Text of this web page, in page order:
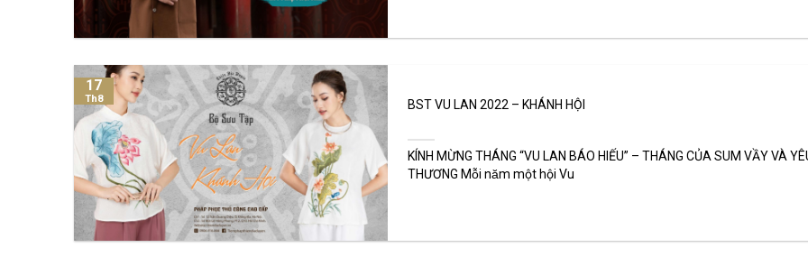
BST VU LAN 2022 – KHÁNH HỘI
KÍNH MỪNG THÁNG “VU LAN BÁO HIẾU” – THÁNG CỦA SUM VẦY VÀ
THƯƠNG Mỗi năm một hội Vu
17
Th8